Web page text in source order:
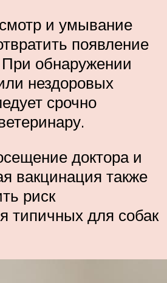
и умывание
появление
обнаружении
нездоровых
срочно
доктора и
вакцинация также
риск
типичных для собак